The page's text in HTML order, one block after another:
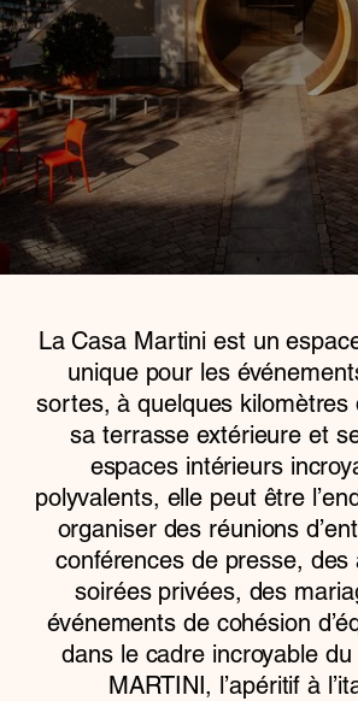
La Casa Martini est un
unique pour les
sortes, à quelques kilomètres
sa terrasse extérieure et
espaces intérieurs
polyvalents, elle peut être
organiser des réunions
conférences de presse, des
soirées privées, des
événements de cohésion
dans le cadre incroyable
MARTINI, l’apéritif à